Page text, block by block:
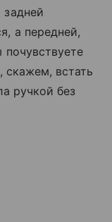
а передней,
скажем, встать
ручкой без